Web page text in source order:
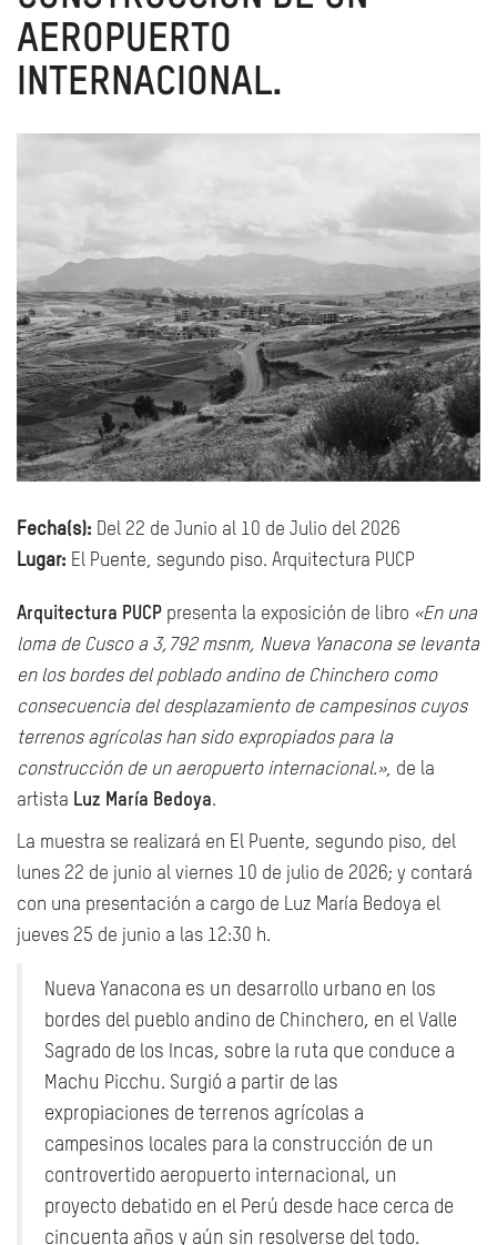
AEROPUERTO
INTERNACIONAL.
Fecha(s): Del 22 de Junio al 10 de Julio del 2026
Lugar: El Puente, segundo piso. Arquitectura PUCP
Arquitectura PUCP presenta la exposición de libro «En una
loma de Cusco a 3,792 msnm, Nueva Yanacona se levanta
en los bordes del poblado andino de Chinchero como
consecuencia del desplazamiento de campesinos cuyos
terrenos agrícolas han sido expropiados para la
construcción de un aeropuerto internacional.», de la
artista Luz María Bedoya.
La muestra se realizará en El Puente, segundo piso, del
lunes 22 de junio al viernes 10 de julio de 2026; y contará
con una presentación a cargo de Luz María Bedoya el
jueves 25 de junio a las 12:30 h.
Nueva Yanacona es un desarrollo urbano en los
bordes del pueblo andino de Chinchero, en el Valle
Sagrado de los Incas, sobre la ruta que conduce a
Machu Picchu. Surgió a partir de las
expropiaciones de terrenos agrícolas a
campesinos locales para la construcción de un
controvertido aeropuerto internacional, un
proyecto debatido en el Perú desde hace cerca de
cincuenta años y aún sin resolverse del todo.